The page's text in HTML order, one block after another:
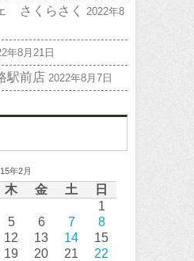
さくらさく
2022年8
年8月21日
駅前店 2022年8月7日
年2月
木 金 土 日
1
5 6 7
8
12 13 14
15
19 20 21
22